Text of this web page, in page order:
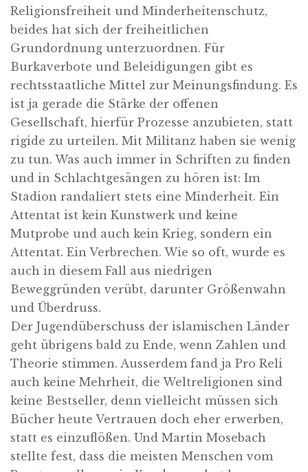
Religionsfreiheit und Minderheitenschutz,
beides hat sich der freiheitlichen
Grundordnung unterzuordnen. Für
Burkaverbote und Beleidigungen gibt es
rechtsstaatliche Mittel zur Meinungsfindung. Es
ist ja gerade die Stärke der offenen
Gesellschaft, hierfür Prozesse anzubieten, statt
rigide zu urteilen. Mit Militanz haben sie wenig
zu tun. Was auch immer in Schriften zu finden
und in Schlachtgesängen zu hören ist: Im
Stadion randaliert stets eine Minderheit. Ein
Attentat ist kein Kunstwerk und keine
Mutprobe und auch kein Krieg, sondern ein
Attentat. Ein Verbrechen. Wie so oft, wurde es
auch in diesem Fall aus niedrigen
Beweggründen verübt, darunter Größenwahn
und Überdruss.
Der Jugendüberschuss der islamischen Länder
geht übrigens bald zu Ende, wenn Zahlen und
Theorie stimmen. Ausserdem fand ja Pro Reli
auch keine Mehrheit, die Weltreligionen sind
keine Bestseller, denn vielleicht müssen sich
Bücher heute Vertrauen doch eher erwerben,
statt es einzuflößen. Und Martin Mosebach
stellte fest, dass die meisten Menschen vom